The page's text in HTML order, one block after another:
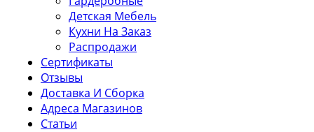
Детская Мебель
Кухни На Заказ
Распродажи
Сертификаты
Отзывы
Доставка И Сборка
Адреса Магазинов
Статьи